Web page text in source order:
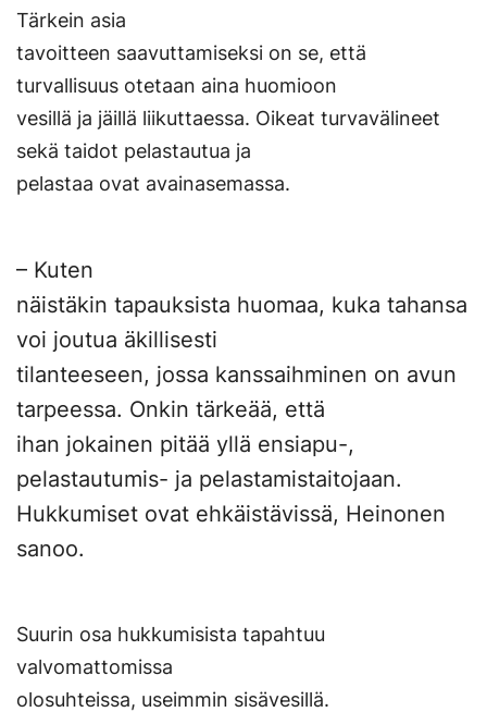
Tärkein asia
tavoitteen saavuttamiseksi on se, että
turvallisuus otetaan aina huomioon
vesillä ja jäillä liikuttaessa. Oikeat turvavälineet
sekä taidot pelastautua ja
pelastaa ovat avainasemassa.
– Kuten
näistäkin tapauksista huomaa, kuka tahansa
voi joutua äkillisesti
tilanteeseen, jossa kanssaihminen on avun
tarpeessa. Onkin tärkeää, että
ihan jokainen pitää yllä ensiapu-,
pelastautumis- ja pelastamistaitojaan.
Hukkumiset ovat ehkäistävissä, Heinonen
sanoo.
Suurin osa hukkumisista tapahtuu
valvomattomissa
olosuhteissa, useimmin sisävesillä.